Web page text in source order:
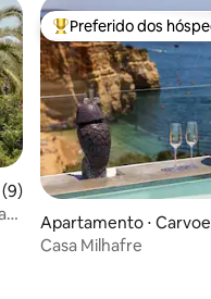
uma avaliação média de 5,
(9)
Entre os melhores
Preferido dos
Apartamento ⋅
Casa Milhafre